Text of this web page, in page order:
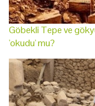
Göbekli Tepe ve
'okudu' mu?